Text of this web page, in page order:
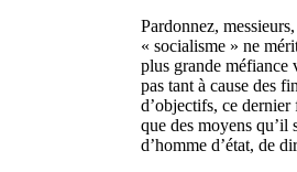
Pardonnez,
« socialisme » ne
plus grande méfiance
pas tant à cause des
d’objectifs, ce
que des moyens qu’il
d’homme d’état, de